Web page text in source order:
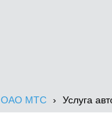
ОАО МТС Услуга